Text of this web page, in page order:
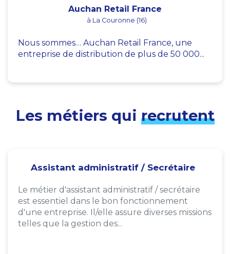
Auchan Retail France
à La Couronne (16)
Nous sommes… Auchan Retail France, une
entreprise de distribution de plus de 50 000...
Les métiers qui recrutent
Assistant administratif / Secrétaire
Le métier d'assistant administratif / secrétaire
est essentiel dans le bon fonctionnement
d'une entreprise. Il/elle assure diverses missions
telles que la gestion des...